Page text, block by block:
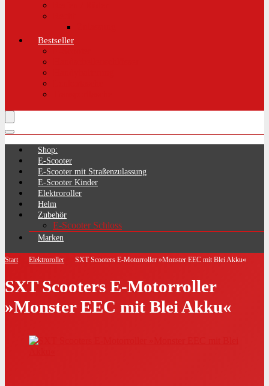
Bestseller
Shop:
E-Scooter
E-Scooter mit Straßenzulassung
E-Scooter Kinder
Elektroroller
Helm
Zubehör
E-Scooter Schloss
Marken
Start Elektroroller SXT Scooters E-Motorroller »Monster EEC mit Blei Akku«
SXT Scooters E-Motorroller
»Monster EEC mit Blei Akku«